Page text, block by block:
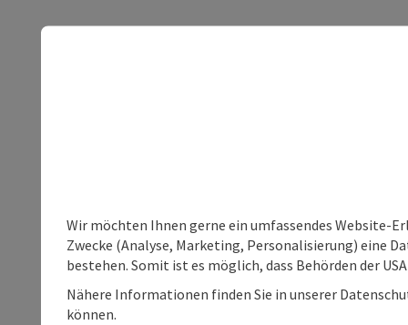
Wir möchten Ihnen gerne ein umfassendes Website-
Zwecke (Analyse, Marketing, Personalisierung) eine
bestehen. Somit ist es möglich, dass Behörden der
Nähere Informationen finden Sie in unserer
können.